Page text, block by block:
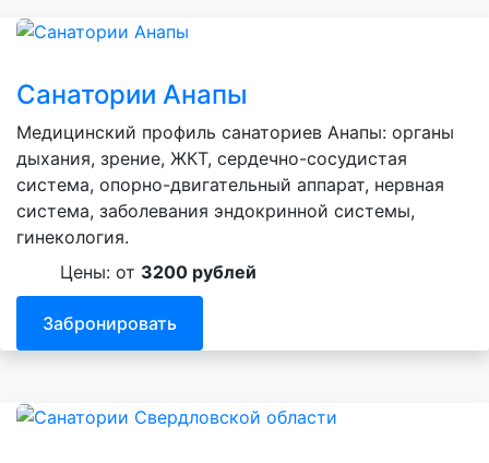
Санатории Анапы
Медицинский профиль санаториев Анапы: органы
дыхания, зрение, ЖКТ, сердечно-сосудистая
система, опорно-двигательный аппарат, нервная
система, заболевания эндокринной системы,
гинекология.
Цены: от 3200 рублей
Забронировать